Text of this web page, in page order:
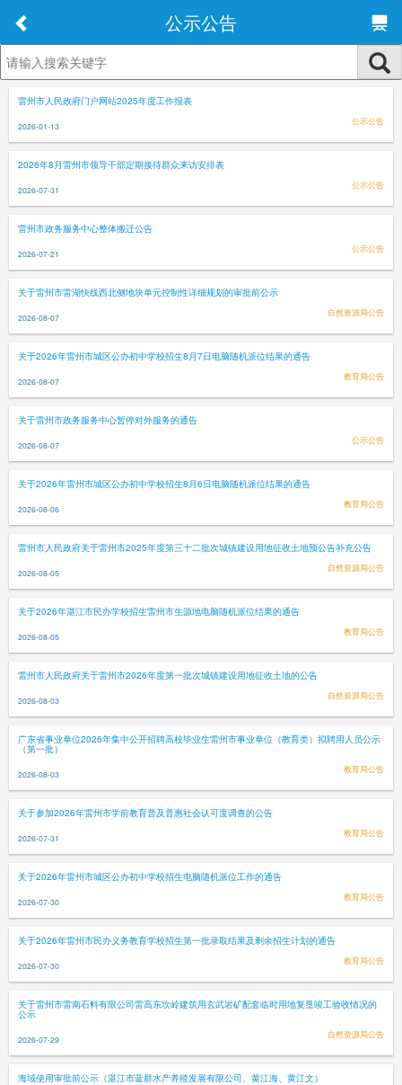
公示公告
雷州市人民政府门户网站2025年度工作报表
2026-01-13 公示公告
2026年8月雷州市领导干部定期接待群众来访安排表
2026-07-31 公示公告
雷州市政务服务中心整体搬迁公告
2026-07-21 公示公告
关于雷州市雷湖快线西北侧地块单元控制性详细规划的审批前公示
2026-08-07 自然资源局公告
关于2026年雷州市城区公办初中学校招生8月7日电脑随机派位结果的通告
2026-08-07 教育局公告
关于雷州市政务服务中心暂停对外服务的通告
2026-08-07 公示公告
关于2026年雷州市城区公办初中学校招生8月6日电脑随机派位结果的通告
2026-08-06 教育局公告
雷州市人民政府关于雷州市2025年度第三十二批次城镇建设用地征收土地预公告补充公告
2026-08-05 自然资源局公告
关于2026年湛江市民办学校招生雷州市生源地电脑随机派位结果的通告
2026-08-05 教育局公告
雷州市人民政府关于雷州市2026年度第一批次城镇建设用地征收土地的公告
2026-08-03 自然资源局公告
广东省事业单位2026年集中公开招聘高校毕业生雷州市事业单位（教育类）拟聘用人员公示
（第一批）
2026-08-03 教育局公告
关于参加2026年雷州市学前教育普及普惠社会认可度调查的公告
2026-07-31 教育局公告
关于2026年雷州市城区公办初中学校招生电脑随机派位工作的通告
2026-07-30 教育局公告
关于2026年雷州市民办义务教育学校招生第一批录取结果及剩余招生计划的通告
2026-07-30 教育局公告
关于雷州市雷南石料有限公司雷高东坎岭建筑用玄武岩矿配套临时用地复垦竣工验收情况的
公示
2026-07-29 自然资源局公告
海域使用审批前公示（湛江市蓝群水产养殖发展有限公司、黄江海、黄江文）